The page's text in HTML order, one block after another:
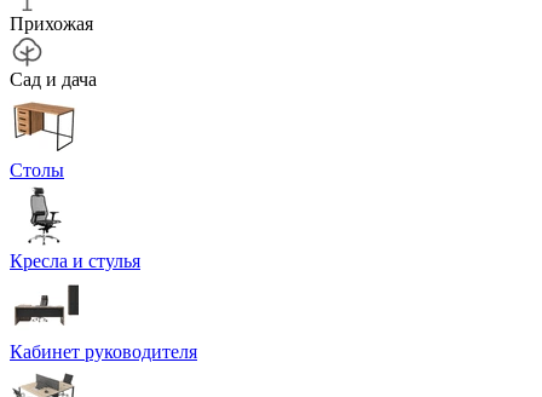
Прихожая
Сад и дача
Столы
Кресла и стулья
Кабинет руководителя